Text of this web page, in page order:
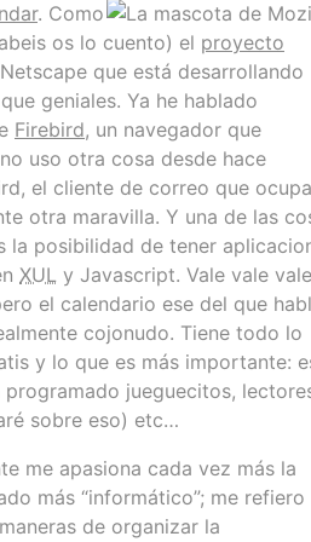
. Como
os lo cuento) el proyecto
que está desarrollando
geniales. Ya he hablado
Firebird, un navegador que
uso otra cosa desde hace
el cliente de correo que
otra maravilla. Y una de las
la posibilidad de tener
XUL y Javascript. Vale vale
el calendario ese del que
cojonudo. Tiene todo lo
y lo que es más importante:
jueguecitos,
sobre eso) etc…
me apasiona cada vez más la
más “informático”; me refiero
de organizar la